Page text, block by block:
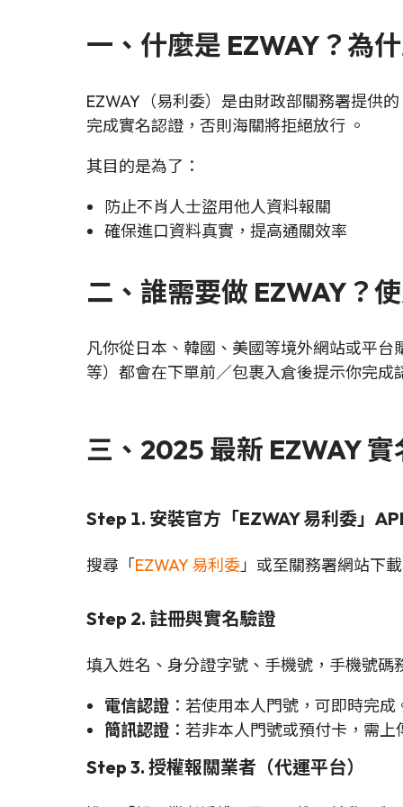
一、什麼是 EZWAY？為
EZWAY（易利委）是由財政部關務署提供的
完成實名認證，否則海關將拒絕放行 。
其目的是為了：
防止不肖人士盜用他人資料報關
確保進口資料真實，提高通關效率
二、誰需要做 EZWAY？
凡你從日本、韓國、美國等境外網站或平台
等）都會在下單前／包裹入倉後提示你完
三、2025 最新 EZWAY
Step 1. 安裝官方「EZWAY 易利委」
搜尋「EZWAY 易利委」或至關務署網站下
Step 2. 註冊與實名驗證
填入姓名、身分證字號、手機號，手機號碼
電信認證 ：若使用本人門號，可即時完成
簡訊認證 ：若非本人門號或預付卡，需
Step 3. 授權報關業者（代運平台）